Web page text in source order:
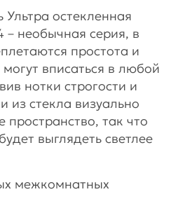
остекленная
необычная серия, в
простота и
вписаться в любой
нотки строгости и
из стекла визуально
так что
выглядеть светлее
межкомнатных